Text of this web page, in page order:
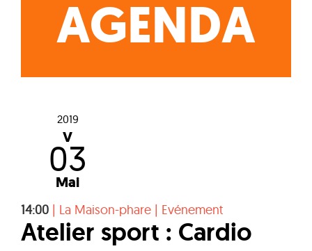
AGENDA
2019
V
03
Mai
14:00 | La Maison-phare | Evénement
Atelier sport : Cardio